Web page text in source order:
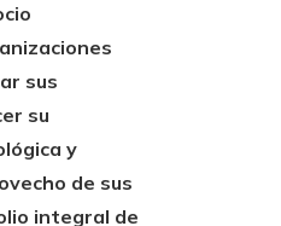
sus
su
y
de sus
integral de